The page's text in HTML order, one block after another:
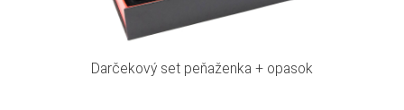
Darčekový set peňaženka + opasok